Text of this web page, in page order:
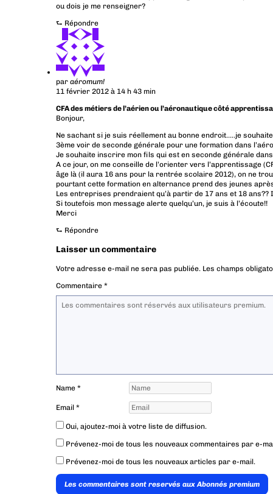
ou dois je me renseigner?
⮑ Répondre
par aéromum!
11 février 2012 à 14 h 43 min
CFA des métiers de l’aérien ou l’aéronautique côté
Bonjour,
Ne sachant si je suis réellement au bonne endroit…..je
3ème voir de seconde générale pour une formation dans
Je souhaite inscrire mon fils qui est en seconde générale
A ce jour, on me conseille de l’orienter vers l’apprentissage
âge là (il aura 16 ans pour la rentrée scolaire 2012), on ne
pourtant cette formation en alternance prend des jeunes
Les entreprises prendraient qu’à partir de 17 ans et 18 ans??
Si toutefois mon message alerte quelqu’un, je suis à l’écoute!!
Merci
⮑ Répondre
Laisser un commentaire
Votre adresse e-mail ne sera pas publiée. Les champs
Commentaire *
Name *
Email *
Oui, ajoutez-moi à votre liste de diffusion.
Prévenez-moi de tous les nouveaux commentaires par e-
Prévenez-moi de tous les nouveaux articles par e-mail.
Les commentaires sont reservés aux Abonnés premium